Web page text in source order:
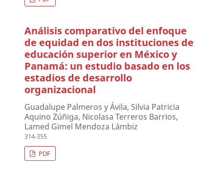
Análisis comparativo del enfoque
de equidad en dos instituciones de
educación superior en México y
Panamá: un estudio basado en los
estadios de desarrollo
organizacional
Guadalupe Palmeros y Ávila, Silvia Patricia
Aquino Zúñiga, Nicolasa Terreros Barrios,
Lamed Gimel Mendoza Lámbiz
314-355
PDF